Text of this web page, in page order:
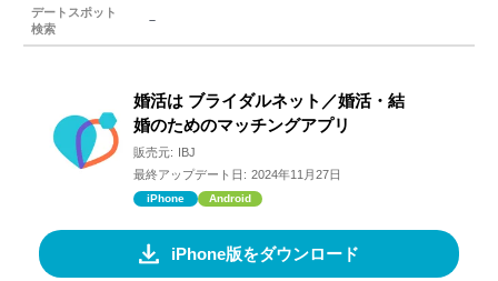
デートスポット
検索
－
婚活は ブライダルネット／婚活・結
婚のためのマッチングアプリ
販売元: IBJ
最終アップデート日: 2024年11月27日
iPhone Android
iPhone版をダウンロード